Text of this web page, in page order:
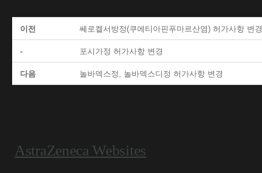
이전 쎄로켈서방정(쿠에티아핀푸마르산염) 허가사항 변경
- 포시가정 허가사항 변경
다음 놀바덱스정, 놀바덱스디정 허가사항 변경
AstraZeneca Websites